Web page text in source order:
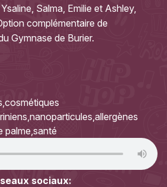
Salma, Emilie et Ashley,
complémentaire de
Gymnase de Burier.
cosmétiques
nanoparticules allergènes
palme santé
sociaux: